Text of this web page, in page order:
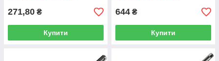
271,80 ₴
Купити
644 ₴
Купити